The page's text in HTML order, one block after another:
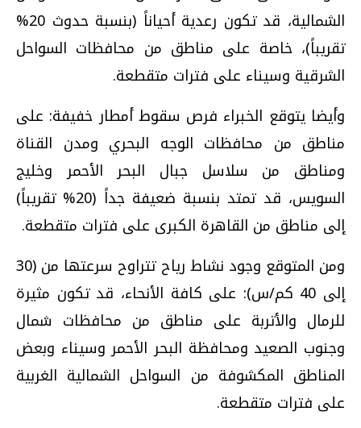
الشمالية، قد تكون رعدية أحياناً (بنسبة حدوث 20%
تقريباً)، خاصة على مناطق من محافظات السواحل
الشرقية وسيناء على فترات متقطعة.
وأيضا يتوقع الخبراء فرص سقوط أمطار خفيفة: على
مناطق من محافظات الوجه البحري ومدن القناة
ومناطق من سلاسل جبال البحر الأحمر وخليج
السويس، قد تمتد بنسبة ضعيفة جداً (20% تقريباً)
إلى مناطق من القاهرة الكبرى على فترات متقطعة.
ومن المتوقع وجود نشاط رياح تتراوح سرعتها من (30
إلى 40 كم/س): على كافة الأنحاء، قد تكون مثيرة
للرمال والأتربة على مناطق من محافظات شمال
وجنوب الصعيد ومحافظة البحر الأحمر وسيناء وبعض
المناطق المكشوفة من السواحل الشمالية الغربية
على فترات متقطعة.